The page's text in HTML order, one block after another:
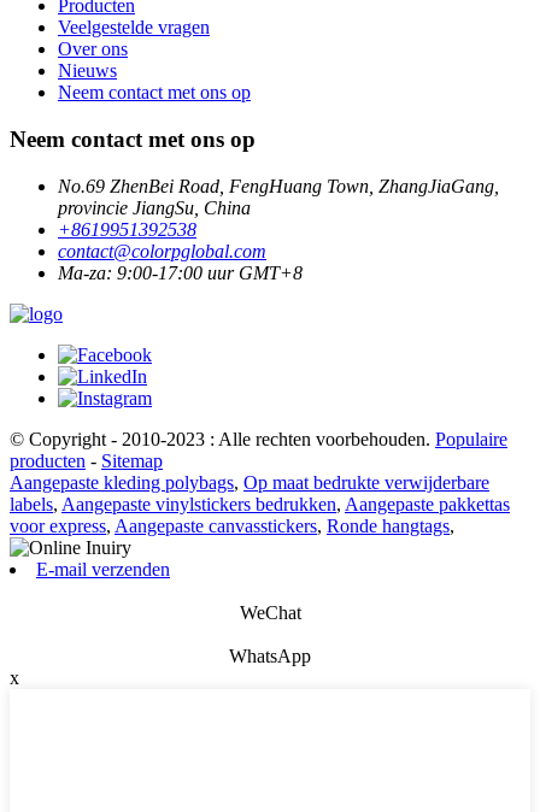
Producten
Veelgestelde vragen
Over ons
Nieuws
Neem contact met ons op
Neem contact met ons op
No.69 ZhenBei Road, FengHuang Town, ZhangJiaGang,
provincie JiangSu, China
+8619951392538
contact@colorpglobal.com
Ma-za: 9:00-17:00 uur GMT+8
© Copyright - 2010-2023 : Alle rechten voorbehouden. Populaire
producten - Sitemap
Aangepaste kleding polybags, Op maat bedrukte verwijderbare
labels, Aangepaste vinylstickers bedrukken, Aangepaste pakkettas
voor express, Aangepaste canvasstickers, Ronde hangtags,
E-mail verzenden
WeChat
WhatsApp
x